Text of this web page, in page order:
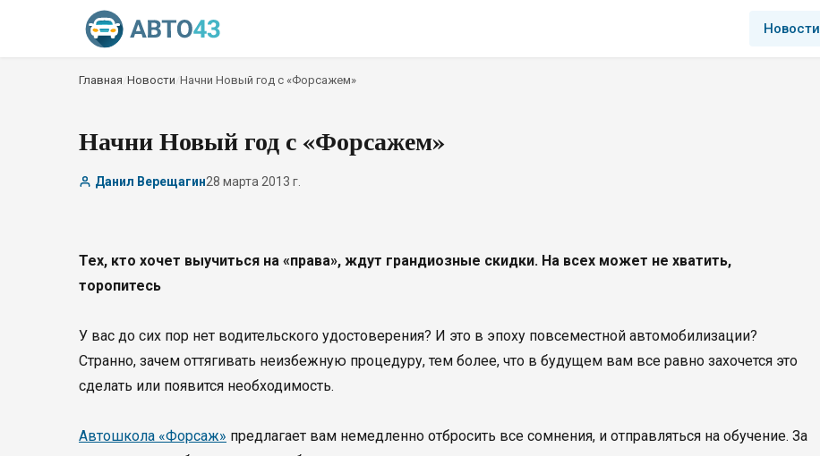
Новости
Главная Новости Начни Новый год с «Форсажем»
Начни Новый год с «Форсажем»
Данил Верещагин28 марта 2013 г.
Тех, кто хочет выучиться на «права», ждут грандиозные скидки. На всех может не хватить,
торопитесь
У вас до сих пор нет водительского удостоверения? И это в эпоху повсеместной автомобилизации?
Странно, зачем оттягивать неизбежную процедуру, тем более, что в будущем вам все равно захочется это
сделать или появится необходимость.
Автошкола «Форсаж» предлагает вам немедленно отбросить все сомнения, и отправляться на обучение. За